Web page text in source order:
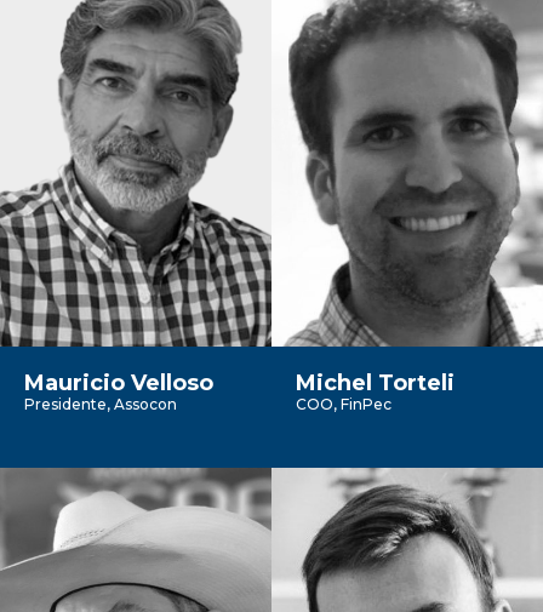
Mauricio Velloso
Presidente, Assocon
Michel Torteli
COO, FinPec